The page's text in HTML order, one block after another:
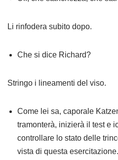
Li rinfodera subito dopo.
Che si dice Richard?
Stringo i lineamenti del viso.
Come lei sa, caporale
tramonterà, inizierà il test e
controllare lo stato delle
vista di questa